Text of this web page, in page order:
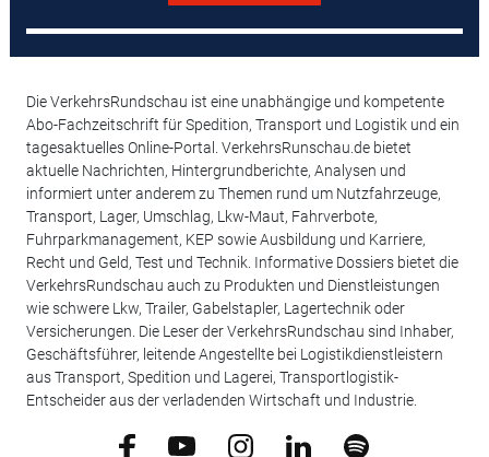
Die VerkehrsRundschau ist eine unabhängige und kompetente
Abo-Fachzeitschrift für Spedition, Transport und Logistik und ein
tagesaktuelles Online-Portal. VerkehrsRunschau.de bietet
aktuelle Nachrichten, Hintergrundberichte, Analysen und
informiert unter anderem zu Themen rund um Nutzfahrzeuge,
Transport, Lager, Umschlag, Lkw-Maut, Fahrverbote,
Fuhrparkmanagement, KEP sowie Ausbildung und Karriere,
Recht und Geld, Test und Technik. Informative Dossiers bietet die
VerkehrsRundschau auch zu Produkten und Dienstleistungen
wie schwere Lkw, Trailer, Gabelstapler, Lagertechnik oder
Versicherungen. Die Leser der VerkehrsRundschau sind Inhaber,
Geschäftsführer, leitende Angestellte bei Logistikdienstleistern
aus Transport, Spedition und Lagerei, Transportlogistik-
Entscheider aus der verladenden Wirtschaft und Industrie.